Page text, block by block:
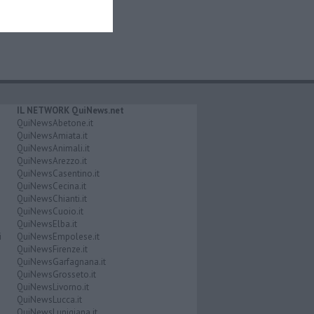
IL NETWORK QuiNews.net
QuiNewsAbetone.it
QuiNewsAmiata.it
QuiNewsAnimali.it
QuiNewsArezzo.it
QuiNewsCasentino.it
QuiNewsCecina.it
QuiNewsChianti.it
QuiNewsCuoio.it
QuiNewsElba.it
QuiNewsEmpolese.it
QuiNewsFirenze.it
QuiNewsGarfagnana.it
QuiNewsGrosseto.it
QuiNewsLivorno.it
QuiNewsLucca.it